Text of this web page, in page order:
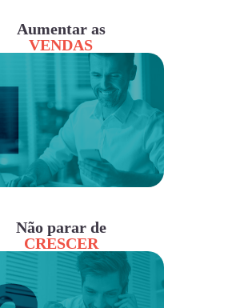
Aumentar as
VENDAS
Não parar de
CRESCER